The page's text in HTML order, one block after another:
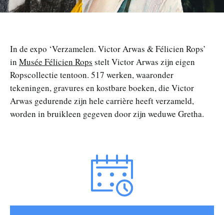
In de expo ‘Verzamelen. Victor Arwas & Félicien Rops’
in Musée Félicien Rops stelt Victor Arwas zijn eigen
Ropscollectie tentoon. 517 werken, waaronder
tekeningen, gravures en kostbare boeken, die Victor
Arwas gedurende zijn hele carrière heeft verzameld,
worden in bruikleen gegeven door zijn weduwe Gretha.